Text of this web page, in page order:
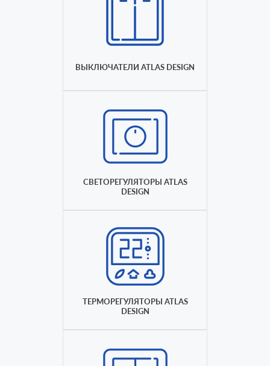
ВЫКЛЮЧАТЕЛИ ATLAS DESIGN
СВЕТОРЕГУЛЯТОРЫ ATLAS
DESIGN
ТЕРМОРЕГУЛЯТОРЫ ATLAS
DESIGN